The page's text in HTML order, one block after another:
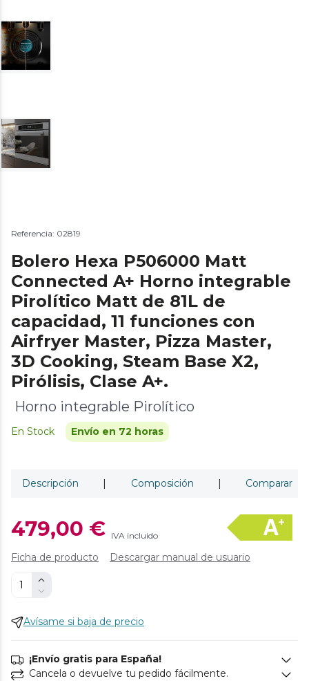
Referencia: 02819
Bolero Hexa P506000 Matt
Connected A+ Horno integrable
Pirolítico Matt de 81L de
capacidad, 11 funciones con
Airfryer Master, Pizza Master,
3D Cooking, Steam Base X2,
Pirólisis, Clase A+.
Horno integrable Pirolítico
En Stock Envío en 72 horas
Descripción | Composición | Comparar
479,00 € IVA incluido
Ficha de producto Descargar manual de usuario
Avísame si baja de precio
¡Envío gratis para España!
Cancela o devuelve tu pedido fácilmente.